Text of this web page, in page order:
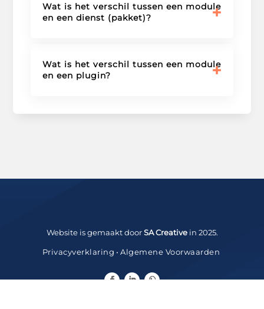
Wat is het verschil tussen een module
en een dienst (pakket)?
Wat is het verschil tussen een module
en een plugin?
Website is gemaakt doorSA Creative in 2025.
Privacyverklaring •Algemene Voorwaarden